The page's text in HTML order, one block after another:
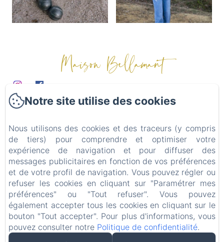
Maison Bellamant
Domaine
Table d'hôtes
Mariages & événements
Alentours
Contact
Politique de confidentialité
Informations légales
Informations sur les cookies
Notre site utilise des cookies
Nous utilisons des cookies et des traceurs (y compris
de tiers) pour comprendre et optimiser votre
expérience de navigation et pour diffuser des
messages publicitaires en fonction de vos préférences
et de votre profil de navigation. Vous pouvez régler ou
refuser les cookies en cliquant sur "Paramétrer mes
préférences" ou "Tout refuser". Vous pouvez
également accepter tous les cookies en cliquant sur le
bouton "Tout accepter". Pour plus d'informations, vous
pouvez consulter notre Politique de confidentialité.